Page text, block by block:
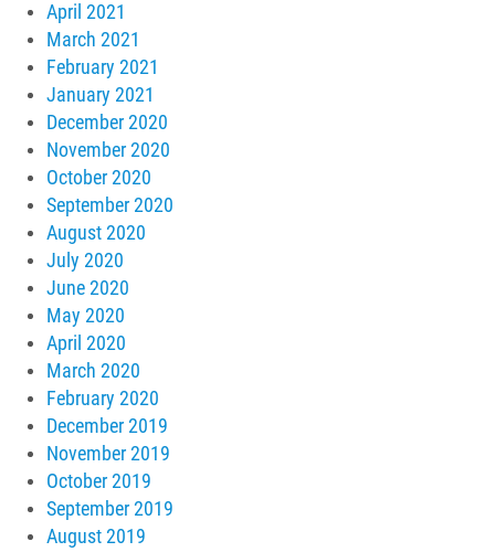
April 2021
March 2021
February 2021
January 2021
December 2020
November 2020
October 2020
September 2020
August 2020
July 2020
June 2020
May 2020
April 2020
March 2020
February 2020
December 2019
November 2019
October 2019
September 2019
August 2019